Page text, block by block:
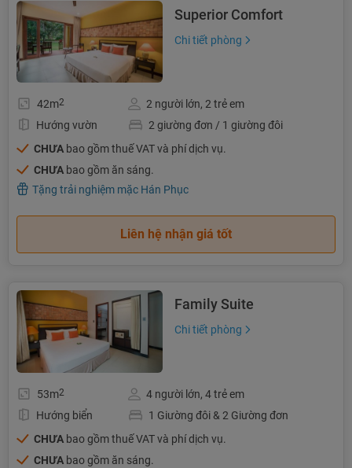
Superior Comfort
Chi tiết phòng
42m2
2 người lớn, 2 trẻ em
Hướng vườn
2 giường đơn / 1 giường đôi
CHƯA bao gồm thuế VAT và phí dịch vụ.
CHƯA bao gồm ăn sáng.
Tặng trải nghiệm mặc Hán Phục
Liên hệ nhận giá tốt
Family Suite
Chi tiết phòng
53m2
4 người lớn, 4 trẻ em
Hướng biển
1 Giường đôi & 2 Giường đơn
CHƯA bao gồm thuế VAT và phí dịch vụ.
CHƯA bao gồm ăn sáng.